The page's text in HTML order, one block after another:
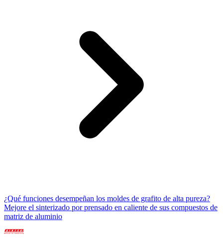
¿Qué funciones desempeñan los moldes de grafito de alta pureza?
Mejore el sinterizado por prensado en caliente de sus compuestos de
matriz de aluminio